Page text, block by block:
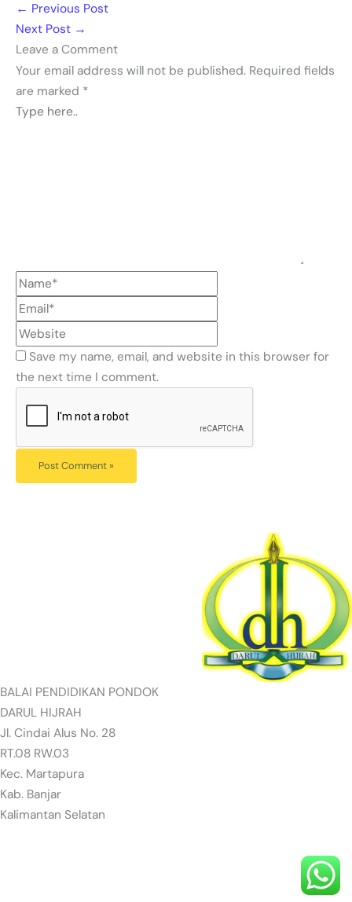
← Previous Post
Next Post →
Leave a Comment
Your email address will not be published. Required fields
are marked *
Save my name, email, and website in this browser for
the next time I comment.
BALAI PENDIDIKAN PONDOK
DARUL HIJRAH
Jl. Cindai Alus No. 28
RT.08 RW.03
Kec. Martapura
Kab. Banjar
Kalimantan Selatan